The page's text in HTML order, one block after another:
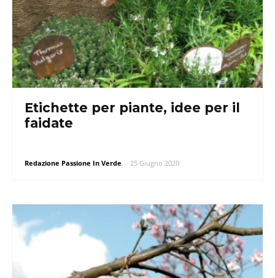
Etichette per piante, idee per il
faidate
Redazione Passione In Verde - 25 Giugno 2020